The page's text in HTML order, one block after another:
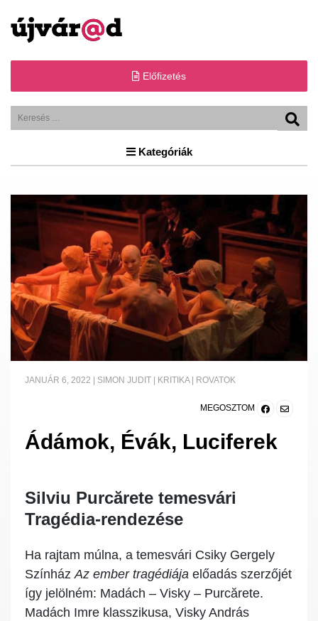
Előfizetés
Kategóriák
JANUÁR 6, 2022 SIMON JUDIT KRITIKA ROVATOK
MEGOSZTOM
Ádámok, Évák, Luciferek
Silviu Purcărete temesvári
Tragédia-rendezése
Ha rajtam múlna, a temesvári Csiky Gergely
SzínházAz ember tragédiája előadás szerzőjét
így jelölném: Madách – Visky – Purcărete.
Madách Imre klasszikusa, Visky András